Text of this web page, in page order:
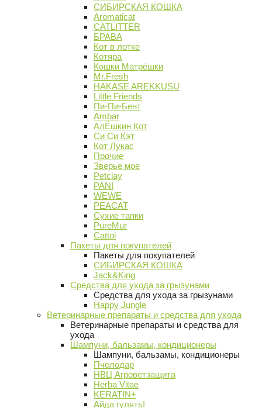
СИБИРСКАЯ КОШКА
Aromaticat
CATLITTER
БРАВА
Кот в лотке
Котяра
Кошки Матрёшки
Mr.Fresh
HAKASE AREKKUSU
Little Friends
Пи-Пи-Бент
Ambar
АлЁшкин Кот
Си Си Кэт
Кот Лукас
Прочие
Зверье мое
Petclay
PANI
WEWE
PEACAT
Сухие тапки
PureMur
Cattoi
Пакеты для покупателей
Пакеты для покупателей
СИБИРСКАЯ КОШКА
Jack&King
Средства для ухода за грызунами
Средства для ухода за грызунами
Happy Jungle
Ветеринарные препараты и средства для ухода
Ветеринарные препараты и средства для
ухода
Шампуни, бальзамы, кондиционеры
Шампуни, бальзамы, кондиционеры
Пчелодар
НВЦ Агроветзащита
Herba Vitae
KERATIN+
Айда гулять!